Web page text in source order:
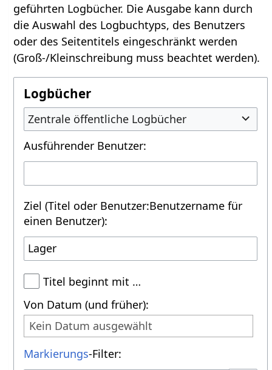
geführten Logbücher. Die Ausgabe kann durch
die Auswahl des Logbuchtyps, des Benutzers
oder des Seitentitels eingeschränkt werden
(Groß-/Kleinschreibung muss beachtet werden).
Logbücher
Zentrale öffentliche Logbücher
Ausführender Benutzer:
Ziel (Titel oder Benutzer:Benutzername für
einen Benutzer):
Titel beginnt mit …
Von Datum (und früher):
Kein Datum ausgewählt
Markierungs-Filter: